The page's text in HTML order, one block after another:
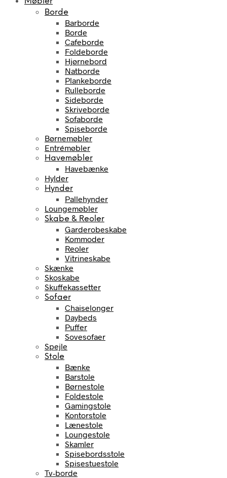
Borde
Barborde
Borde
Cafeborde
Foldeborde
Hjørnebord
Natborde
Plankeborde
Rulleborde
Sideborde
Skriveborde
Sofaborde
Spiseborde
Børnemøbler
Entrémøbler
Havemøbler
Havebænke
Hylder
Hynder
Pallehynder
Loungemøbler
Skabe & Reoler
Garderobeskabe
Kommoder
Reoler
Vitrineskabe
Skænke
Skoskabe
Skuffekassetter
Sofaer
Chaiselonger
Daybeds
Puffer
Sovesofaer
Spejle
Stole
Bænke
Barstole
Børnestole
Foldestole
Gamingstole
Kontorstole
Lænestole
Loungestole
Skamler
Spisebordsstole
Spisestuestole
Tv-borde